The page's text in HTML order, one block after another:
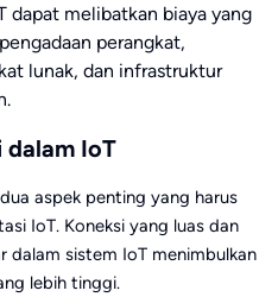
dapat melibatkan biaya yang
perangkat,
lunak, dan infrastruktur
dalam IoT
aspek penting yang harus
IoT. Koneksi yang luas dan
dalam sistem IoT menimbulkan
lebih tinggi.